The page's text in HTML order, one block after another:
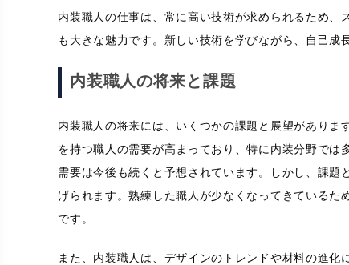
内装職人の仕事は、常に高い技術が求められるため、
も大きな魅力です。新しい技術を学びながら、自己成
内装職人の将来と課題
内装職人の将来には、いくつかの課題と展望がありま
を持つ職人の需要が高まっており、特に内装分野では
需要は今後も続くと予想されています。しかし、課題
げられます。熟練した職人が少なくなってきているた
です。
また、内装職人は、デザインのトレンドや材料の進化